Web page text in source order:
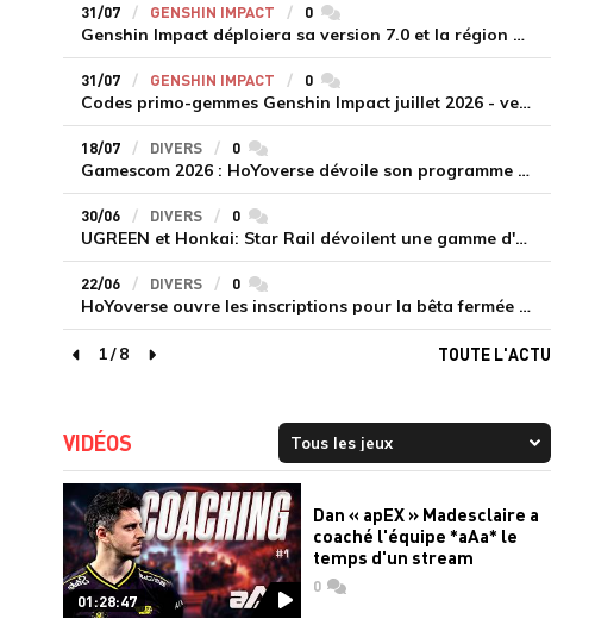
31/07 GENSHIN IMPACT 0commentaires
Genshin Impact déploiera sa version 7.0 et la région de Snezhnaya le 12 août
31/07 GENSHIN IMPACT 0commentaires
Codes primo-gemmes Genshin Impact juillet 2026 - version 7.0
18/07 DIVERS 0commentaires
Gamescom 2026 : HoYoverse dévoile son programme et présente deux nouveaux jeux inédits
30/06 DIVERS 0commentaires
UGREEN et Honkai: Star Rail dévoilent une gamme d'accessoires de recharge en édition limitée
22/06 DIVERS 0commentaires
HoYoverse ouvre les inscriptions pour la bêta fermée de Honkai : Nexus Anima
page précédente
1/8
page suivante
TOUTE L'ACTU
VIDÉOS
01:28:47
Dan « apEX » Madesclaire a
coaché l'équipe *aAa* le
temps d'un stream
0commentaires